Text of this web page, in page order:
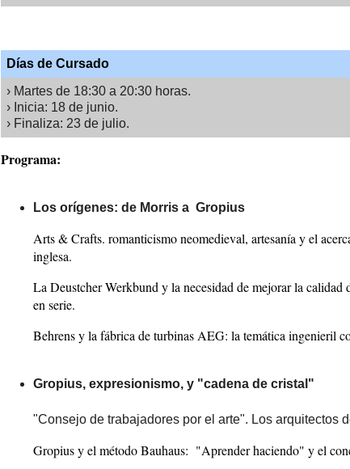
Días de Cursado
› Martes de 18:30 a 20:30 horas.
› Inicia: 18 de junio.
› Finaliza: 23 de julio.
Programa:
Los orígenes: de Morris a Gropius
Arts & Crafts. romanticismo neomedieval, artesanía y el
inglesa.
La Deustcher Werkbund y la necesidad de mejorar la
en serie.
Behrens y la fábrica de turbinas AEG: la temática ingenieril
Gropius, expresionismo, y "cadena de cristal"
"Consejo de trabajadores por el arte". Los arquitectos
Gropius y el método Bauhaus: "Aprender haciendo" y el